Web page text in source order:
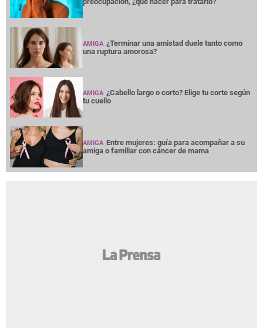
AMIGA ¿Terminar una amistad duele tanto como
una ruptura amorosa?
AMIGA ¿Cabello largo o corto? Elige tu corte según
tu cuello
AMIGA Entre mujeres: guía para acompañar a su
amiga o familiar con cáncer de mama